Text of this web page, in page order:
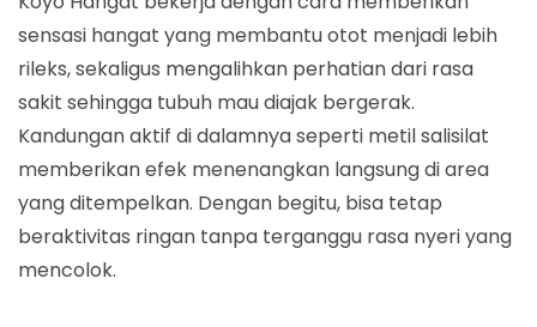
sensasi hangat yang membantu otot menjadi lebih
rileks, sekaligus mengalihkan perhatian dari rasa
sakit sehingga tubuh mau diajak bergerak.
Kandungan aktif di dalamnya seperti metil salisilat
memberikan efek menenangkan langsung di area
yang ditempelkan. Dengan begitu, bisa tetap
beraktivitas ringan tanpa terganggu rasa nyeri yang
mencolok.